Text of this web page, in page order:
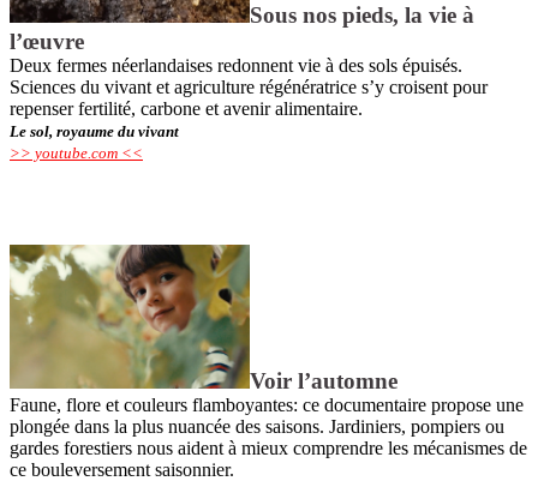
Sous nos pieds, la vie à
l’œuvre
Deux fermes néerlandaises redonnent vie à des sols épuisés.
Sciences du vivant et agriculture régénératrice s’y croisent pour
repenser fertilité, carbone et avenir alimentaire.
Le sol, royaume du vivant
>> youtube.com <<
Voir l’automne
Faune, flore et couleurs flamboyantes: ce documentaire propose une
plongée dans la plus nuancée des saisons. Jardiniers, pompiers ou
gardes forestiers nous aident à mieux comprendre les mécanismes de
ce bouleversement saisonnier.